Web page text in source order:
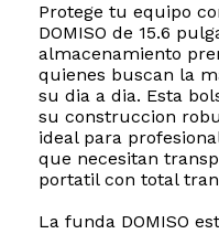
Protege tu equipo
DOMISO de 15.6
almacenamiento
quienes buscan la
su dia a dia. Esta
su construccion
ideal para
que necesitan
portatil con total
La funda DOMISO